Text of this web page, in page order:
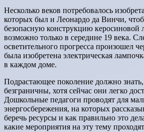
Несколько веков потребовалось
которых был и Леонардо да Винчи,
безопасную конструкцию керосиновой
возможно только в середине 19 века.
осветительного прогресса произошел
была изобретена электрическая
в каждом доме.
Подрастающее поколение должно
безграничны, хотя сейчас они легко
Дошкольные педагоги проводят для
энергосбережения, на которых
беречь ресурсы и как правильно это
какие мероприятия на эту тему